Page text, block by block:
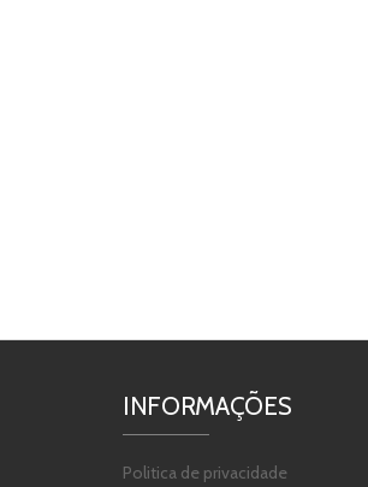
INFORMAÇÕES
Politica de privacidade